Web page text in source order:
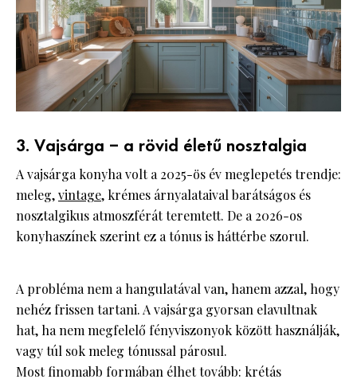
3. Vajsárga – a rövid életű nosztalgia
A vajsárga konyha volt a 2025-ös év meglepetés trendje:
meleg,vintage, krémes árnyalataival barátságos és
nosztalgikus atmoszférát teremtett. De a 2026-os
konyhaszínek szerint ez a tónus is háttérbe szorul.
A probléma nem a hangulatával van, hanem azzal, hogy
nehéz frissen tartani. A vajsárga gyorsan elavultnak
hat, ha nem megfelelő fényviszonyok között használják,
vagy túl sok meleg tónussal párosul.
Most finomabb formában élhet tovább: krétás